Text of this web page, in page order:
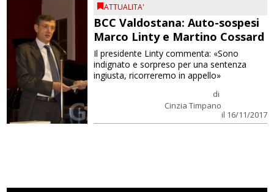
ATTUALITA'
BCC Valdostana: Auto-sospesi
Marco Linty e Martino Cossard
di
Cinzia Timpano
il 16/11/2017
Il presidente Linty commenta: «Sono
indignato e sorpreso per una sentenza
ingiusta, ricorreremo in appello»